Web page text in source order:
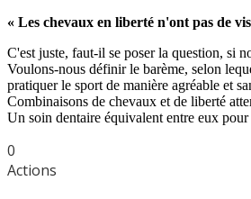
« Les chevaux en liberté n'ont pas de
C'est juste, faut-il se poser la question, si
Voulons-nous définir le barème, selon
pratiquer le sport de manière agréable et
Combinaisons de chevaux et de liberté
Un soin dentaire équivalent entre eux
0
Actions